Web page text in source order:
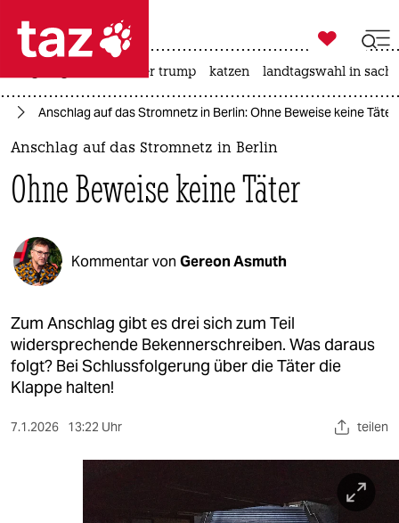
 taz zahl ich
taz zahl ich
themen
politik
öko
gesellschaft
kultur
sport
berlin

taz zahl ich
usa unter trump katzen landtagswahl in
Anschlag auf das Stromnetz in Berlin: Ohne Beweise keine Täter
Anschlag auf das Stromnetz in Berlin
Ohne Beweise keine Täter
Kommentar von Gereon Asmuth
Zum Anschlag gibt es drei sich zum Teil
widersprechende Bekennerschreiben. Was daraus
folgt? Bei Schlussfolgerung über die Täter die
Klappe halten!
7.1.2026 13:22 Uhr teilen